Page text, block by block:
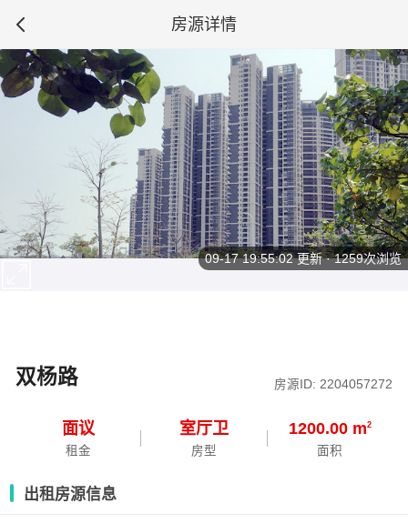
房源详情
双杨路 房源ID: 2204057272
面议
租金
室厅卫
房型
1200.00 m2
面积
09-17 19:55:02更新 · 1259次浏览
出租房源信息